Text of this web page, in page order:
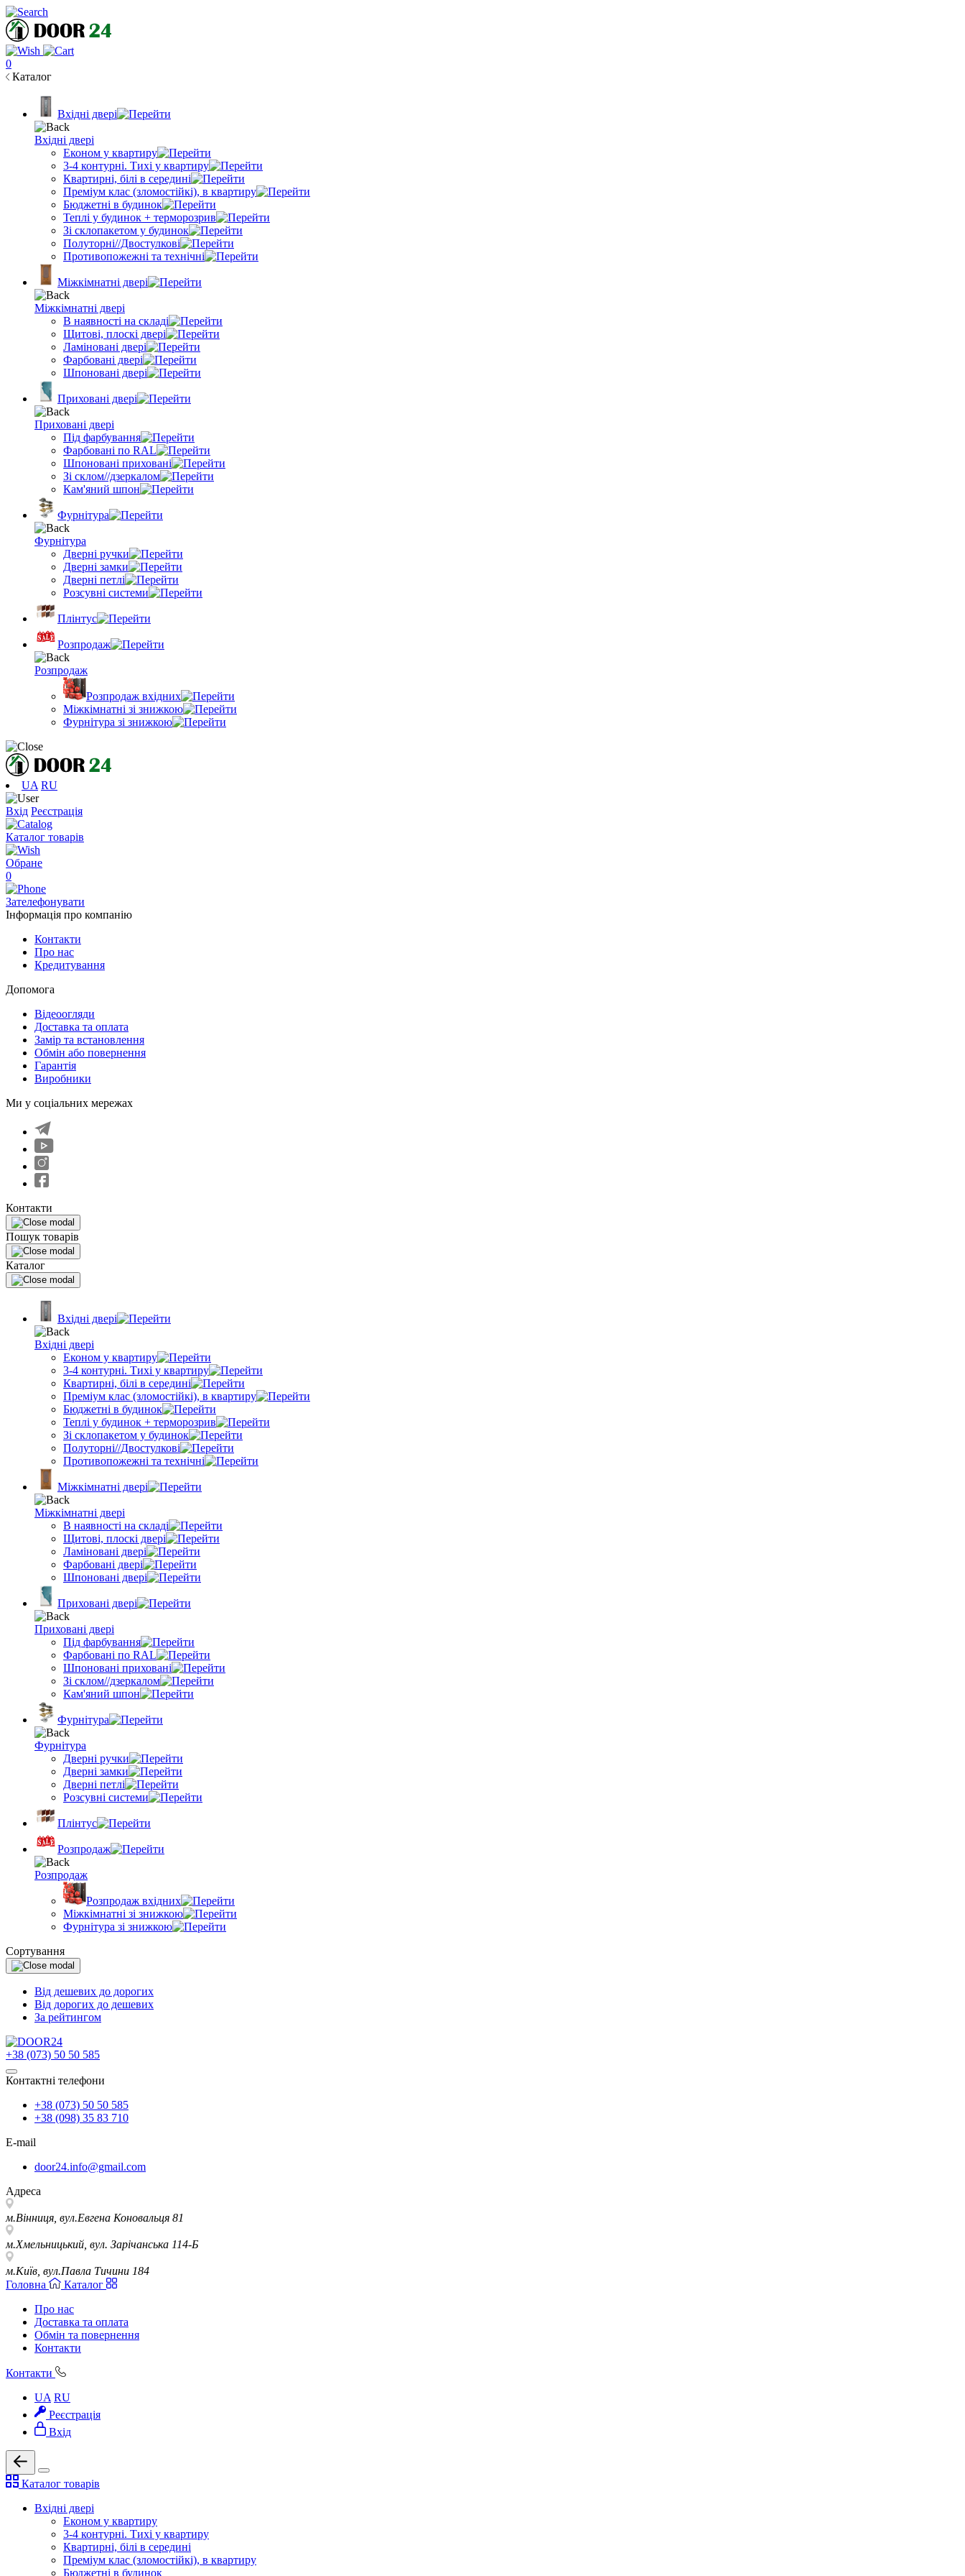
0
Каталог
Вхідні двері
Вхідні двері
Економ у квартиру
3-4 контурні. Тихі у квартиру
Квартирні, білі в середині
Преміум клас (зломостійкі), в квартиру
Бюджетні в будинок
Теплі у будинок + терморозрив
Зі склопакетом у будинок
Полуторні//Двостулкові
Противопожежні та технічні
Міжкімнатні двері
Міжкімнатні двері
В наявності на складі
Щитові, плоскі двері
Ламіновані двері
Фарбовані двері
Шпоновані двері
Приховані двері
Приховані двері
Під фарбування
Фарбовані по RAL
Шпоновані приховані
Зі склом//дзеркалом
Кам'яний шпон
Фурнітура
Фурнітура
Дверні ручки
Дверні замки
Дверні петлі
Розсувні системи
Плінтус
Розпродаж
Розпродаж
Розпродаж вхідних
Міжкімнатні зі знижкою
Фурнітура зі знижкою
UA RU
Вхід Реєстрація
Каталог товарів
Обране
0
Зателефонувати
Інформація про компанію
Контакти
Про нас
Кредитування
Допомога
Відеоогляди
Доставка та оплата
Замір та встановлення
Обмін або повернення
Гарантія
Виробники
Ми у соціальних мережах
Контакти
Пошук товарів
Каталог
Вхідні двері
Вхідні двері
Економ у квартиру
3-4 контурні. Тихі у квартиру
Квартирні, білі в середині
Преміум клас (зломостійкі), в квартиру
Бюджетні в будинок
Теплі у будинок + терморозрив
Зі склопакетом у будинок
Полуторні//Двостулкові
Противопожежні та технічні
Міжкімнатні двері
Міжкімнатні двері
В наявності на складі
Щитові, плоскі двері
Ламіновані двері
Фарбовані двері
Шпоновані двері
Приховані двері
Приховані двері
Під фарбування
Фарбовані по RAL
Шпоновані приховані
Зі склом//дзеркалом
Кам'яний шпон
Фурнітура
Фурнітура
Дверні ручки
Дверні замки
Дверні петлі
Розсувні системи
Плінтус
Розпродаж
Розпродаж
Розпродаж вхідних
Міжкімнатні зі знижкою
Фурнітура зі знижкою
Сортування
Від дешевих до дорогих
Від дорогих до дешевих
За рейтингом
+38 (073) 50 50 585
Контактні телефони
+38 (073) 50 50 585
+38 (098) 35 83 710
E-mail
door24.info@gmail.com
Адреса
м.Вінниця, вул.Евгена Коновальця 81
м.Хмельницький, вул. Зарічанська 114-Б
м.Київ, вул.Павла Тичини 184
Головна
Каталог
Про нас
Доставка та оплата
Обмін та повернення
Контакти
Контакти
UA RU
Реєстрація
Вхід
Каталог товарів
Вхідні двері
Економ у квартиру
3-4 контурні. Тихі у квартиру
Квартирні, білі в середині
Преміум клас (зломостійкі), в квартиру
Бюджетні в будинок